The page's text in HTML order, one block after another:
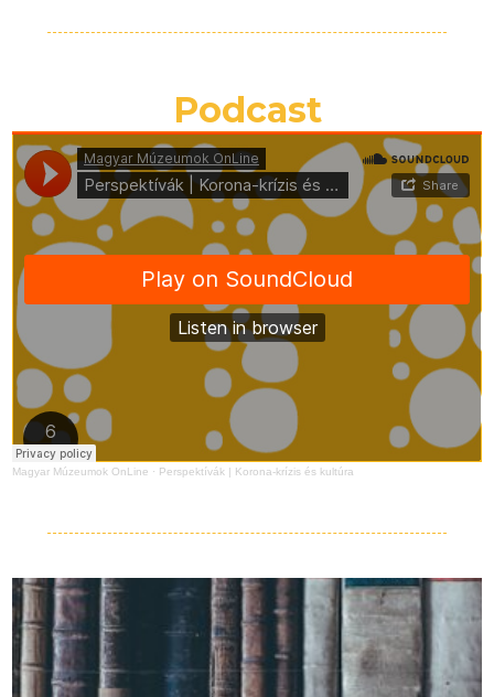
Podcast
Magyar Múzeumok OnLine · Perspektívák | Korona-krízis és kultúra